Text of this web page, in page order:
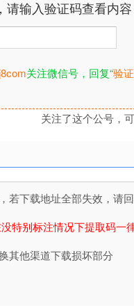
请输入验证码查看内容
关注微信号，回复“验证
关注了这个公号，
下载地址全部失效，请
特别标注情况下提取码一
其他渠道下载损坏部分